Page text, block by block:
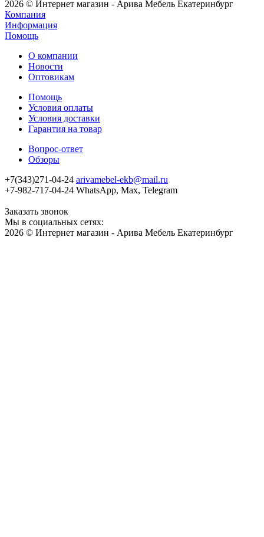
2026 © Интернет магазин - Арива Мебель Екатеринбург
Компания
Информация
Помощь
О компании
Новости
Оптовикам
Помощь
Условия оплаты
Условия доставки
Гарантия на товар
Вопрос-ответ
Обзоры
+7(343)271-04-24 arivamebel-ekb@mail.ru
+7-982-717-04-24 WhatsApp, Max, Telegram
Заказать звонок
Мы в социальных сетях:
2026 © Интернет магазин - Арива Мебель Екатеринбург